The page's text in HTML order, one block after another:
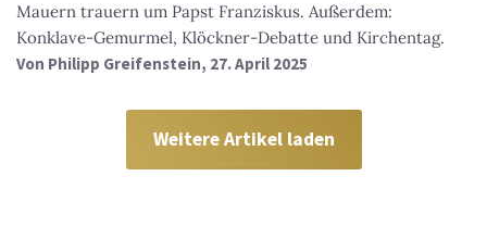
Mauern trauern um Papst Franziskus. Außerdem:
Konklave-Gemurmel, Klöckner-Debatte und Kirchentag.
Von Philipp Greifenstein, 27. April 2025
Weitere Artikel laden